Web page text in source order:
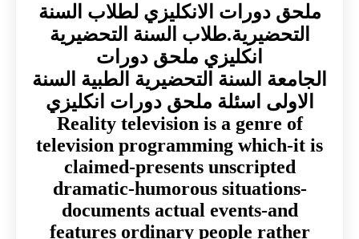
ملحق دورات الانكليزي لطلاب السنة
التحضيرية.طلاب السنة التحضيرية
انكليزي ملحق دورات
الجامعة السنة التحضيرية الطبية السنة
الاولى اسئلة ملحق دورات انكليزي
Reality television is a genre of
television programming which-it is
claimed-presents unscripted
dramatic-humorous situations-
documents actual events-and
features ordinary people rather